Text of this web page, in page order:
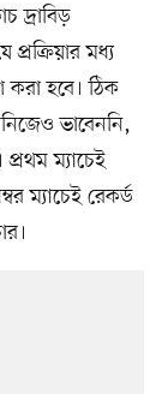
দ্রাবিড়
মধ্য
করা হবে। ঠিক
ভাবেননি,
ম্যাচেই
ম্যাচেই রেকর্ড